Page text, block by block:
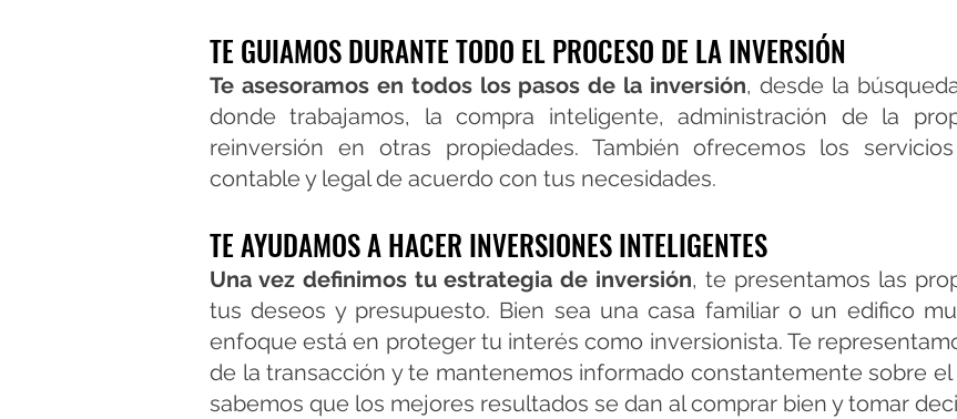
TE GUIAMOS DURANTE TODO EL PROCESO DE LA INVERSIÓN
Te asesoramos en todos los pasos de la inversión, desde la
donde trabajamos, la compra inteligente, administración de la
reinversión en otras propiedades. También ofrecemos los
contable y legal de acuerdo con tus necesidades.
TE AYUDAMOSA HACER INVERSIONES INTELIGENTES
Una vez definimos tu estrategia de inversión, te presentamos las
tus deseos y presupuesto. Bien sea una casa familiar o un edifico
enfoque está en proteger tu interés como inversionista. Te
de la transacción y te mantenemos informado constantemente sobre
sabemos que los mejores resultados se dan al comprar bien y tomar